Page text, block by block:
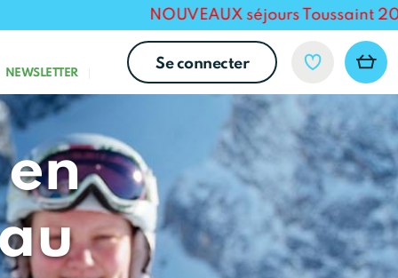
NOUVEAUX séjours Toussaint 2026
NEWSLETTER
Se connecter